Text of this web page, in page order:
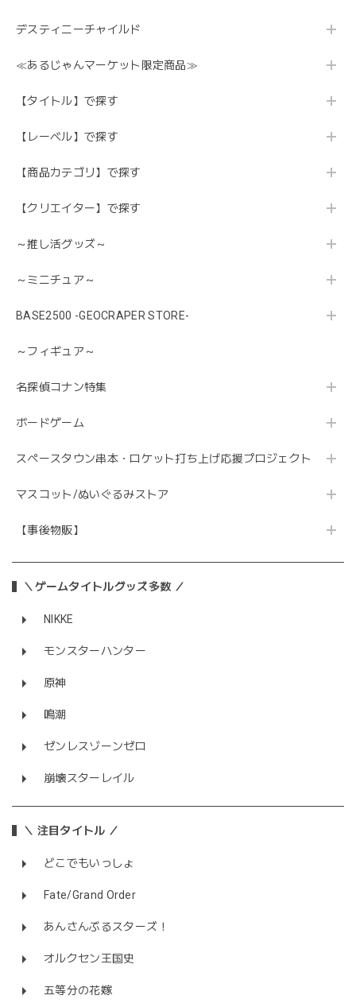
デスティニーチャイルド
≪あるじゃんマーケット限定商品≫
【タイトル】で探す
【レーベル】で探す
【商品カテゴリ】で探す
【クリエイター】で探す
～推し活グッズ～
～ミニチュア～
BASE2500 -GEOCRAPER STORE-
～フィギュア～
名探偵コナン特集
ボードゲーム
スペースタウン串本・ロケット打ち上げ応援プロジェクト
マスコット/ぬいぐるみストア
【事後物販】
＼ゲームタイトルグッズ多数 ／
NIKKE
モンスターハンター
原神
鳴潮
ゼンレスゾーンゼロ
崩壊スターレイル
＼ 注目タイトル ／
どこでもいっしょ
Fate/Grand Order
あんさんぶるスターズ！
オルクセン王国史
五等分の花嫁